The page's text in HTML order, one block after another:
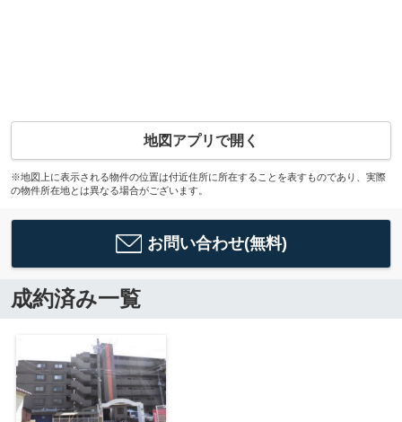
地図アプリで開く
※地図上に表示される物件の位置は付近住所に所在することを表すものであり、実際
の物件所在地とは異なる場合がございます。
お問い合わせ(無料)
成約済み一覧